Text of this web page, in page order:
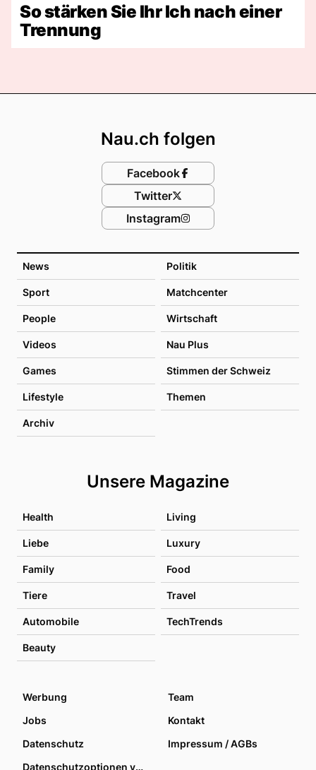
So stärken Sie Ihr Ich nach einer
Trennung
News Politik
Sport Matchcenter
People Wirtschaft
Videos Nau Plus
Games Stimmen der Schweiz
Lifestyle Themen
Archiv
Unsere Magazine
Health Living
Liebe Luxury
Family Food
Tiere Travel
Automobile TechTrends
Beauty
Nau.ch folgen
Facebook
Twitter
Instagram
Werbung
Team
Jobs
Kontakt
Datenschutz
Impressum / AGBs
Datenschutzoptionen verwalten